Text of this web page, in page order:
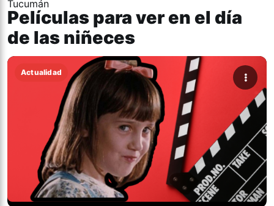
Películas para ver en el día
de las niñeces
Actualidad